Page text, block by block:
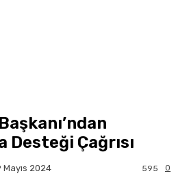
Desteği Çağrısı
Mayıs 2024 0
595